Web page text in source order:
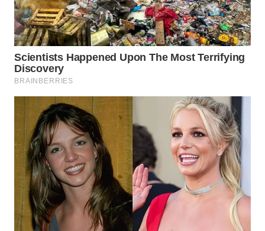
KUNINGAN
WN
MAJALENGKA
WN
SUBANG
WN
SUKABUMI
WN
PURWAKARTA
WN
PRIANGAN